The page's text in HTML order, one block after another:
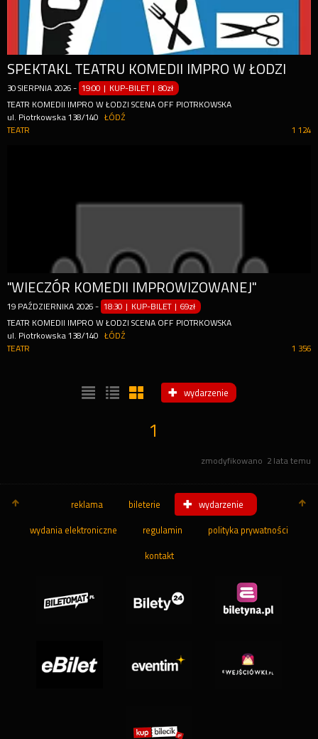
SPEKTAKL TEATRU KOMEDII IMPRO W ŁODZI
30 SIERPNIA 2026 - 19:00 | KUP-BILET |80zł
TEATR KOMEDII IMPRO W ŁODZI SCENA OFF PIOTRKOWSKA
ul. Piotrkowska 138/140
ŁÓDŹ
1 124
TEATR
"WIECZÓR KOMEDII IMPROWIZOWANEJ"
19 PAŹDZIERNIKA 2026 - 18:30 | KUP-BILET |69zł
TEATR KOMEDII IMPRO W ŁODZI SCENA OFF PIOTRKOWSKA
ul. Piotrkowska 138/140
ŁÓDŹ
1 356
TEATR
wydarzenie
1
zmodyfikowano 2 lata temu
reklama bileterie wydarzenie
wydania elektroniczne regulamin polityka prywatności
kontakt